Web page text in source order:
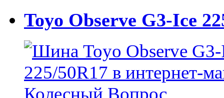
Toyo Observe G3-Ice